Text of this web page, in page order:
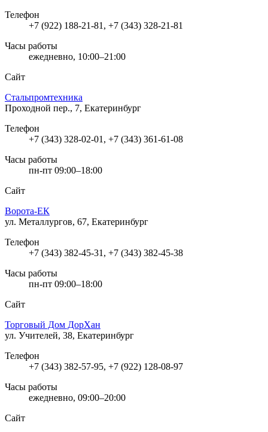
Телефон
+7 (922) 188-21-81, +7 (343) 328-21-81
Часы работы
ежедневно, 10:00–21:00
Сайт
Стальпромтехника
Проходной пер., 7, Екатеринбург
Телефон
+7 (343) 328-02-01, +7 (343) 361-61-08
Часы работы
пн-пт 09:00–18:00
Сайт
Ворота-ЕК
ул. Металлургов, 67, Екатеринбург
Телефон
+7 (343) 382-45-31, +7 (343) 382-45-38
Часы работы
пн-пт 09:00–18:00
Сайт
Торговый Дом ДорХан
ул. Учителей, 38, Екатеринбург
Телефон
+7 (343) 382-57-95, +7 (922) 128-08-97
Часы работы
ежедневно, 09:00–20:00
Сайт